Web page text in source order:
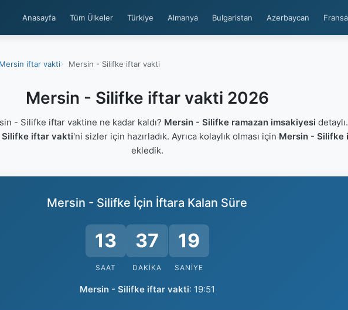
Anasayfa Tüm Ülkeler Türkiye Almanya Bulgaristan Azerbaycan Fransa
Mersin iftar vakti Mersin - Silifke iftar vakti
Mersin - Silifke iftar vakti 2026
- Silifke iftar vaktine ne kadar kaldı? Mersin - Silifke ramazan imsakiyesi
Silifke iftar vakti'ni sizler için hazırladık. Ayrıca kolaylık olması için Mersin - Silifke
ekledik.
Mersin - Silifke İçin İftara Kalan Süre
13
SAAT
37
DAKIKA
18
SANIYE
Mersin - Silifke iftar vakti: 19:51